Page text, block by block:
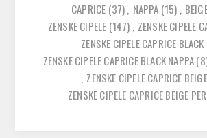
CAPRICE (37), NAPPA (15) ,
ZENSKE CIPELE (147) , ZENSKE CIPELE
ZENSKE CIPELE CAPRICE BLACK
ZENSKE CIPELE CAPRICE BLACK NAPPA
, ZENSKE CIPELE CAPRICE BEIGE
ZENSKE CIPELE CAPRICE BEIGE